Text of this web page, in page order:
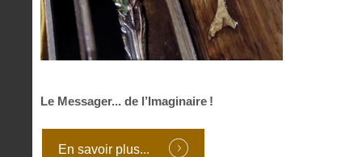
Le Messager... de l’Imaginaire !
En savoir plus...